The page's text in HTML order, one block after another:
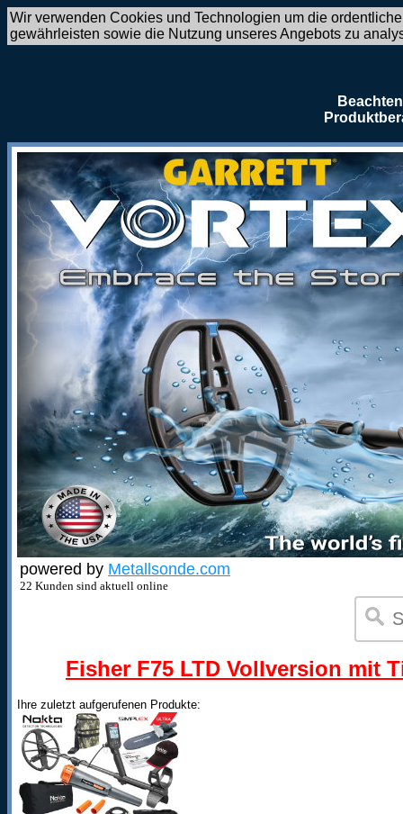
Wir verwenden Cookies und Technologien um die
gewährleisten sowie die Nutzung unseres Angebots zu
powered by Metallsonde.com
22 Kunden sind aktuell online
Fisher F75 LTD Vollversion mit
Ihre zuletzt aufgerufenen Produkte: